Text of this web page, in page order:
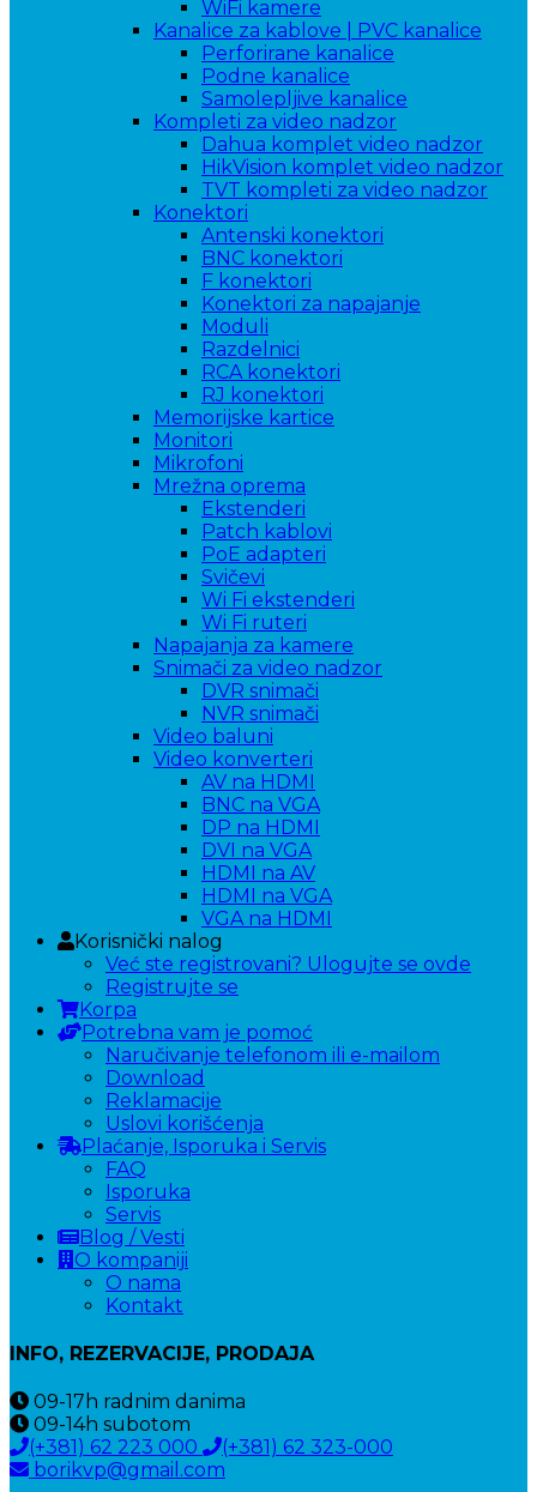
WiFi kamere
Kanalice za kablove | PVC kanalice
Perforirane kanalice
Podne kanalice
Samolepljive kanalice
Kompleti za video nadzor
Dahua komplet video nadzor
HikVision komplet video nadzor
TVT kompleti za video nadzor
Konektori
Antenski konektori
BNC konektori
F konektori
Konektori za napajanje
Moduli
Razdelnici
RCA konektori
RJ konektori
Memorijske kartice
Monitori
Mikrofoni
Mrežna oprema
Ekstenderi
Patch kablovi
PoE adapteri
Svičevi
Wi Fi ekstenderi
Wi Fi ruteri
Napajanja za kamere
Snimači za video nadzor
DVR snimači
NVR snimači
Video baluni
Video konverteri
AV na HDMI
BNC na VGA
DP na HDMI
DVI na VGA
HDMI na AV
HDMI na VGA
VGA na HDMI
Korisnički nalog
Već ste registrovani? Ulogujte se ovde
Registrujte se
Korpa
Potrebna vam je pomoć
Naručivanje telefonom ili e-mailom
Download
Reklamacije
Uslovi korišćenja
Plaćanje, Isporuka i Servis
FAQ
Isporuka
Servis
Blog / Vesti
O kompaniji
O nama
Kontakt
INFO, REZERVACIJE, PRODAJA
09-17h radnim danima
09-14h subotom
(+381) 62 223 000
(+381) 62 323-000
borikvp@gmail.com